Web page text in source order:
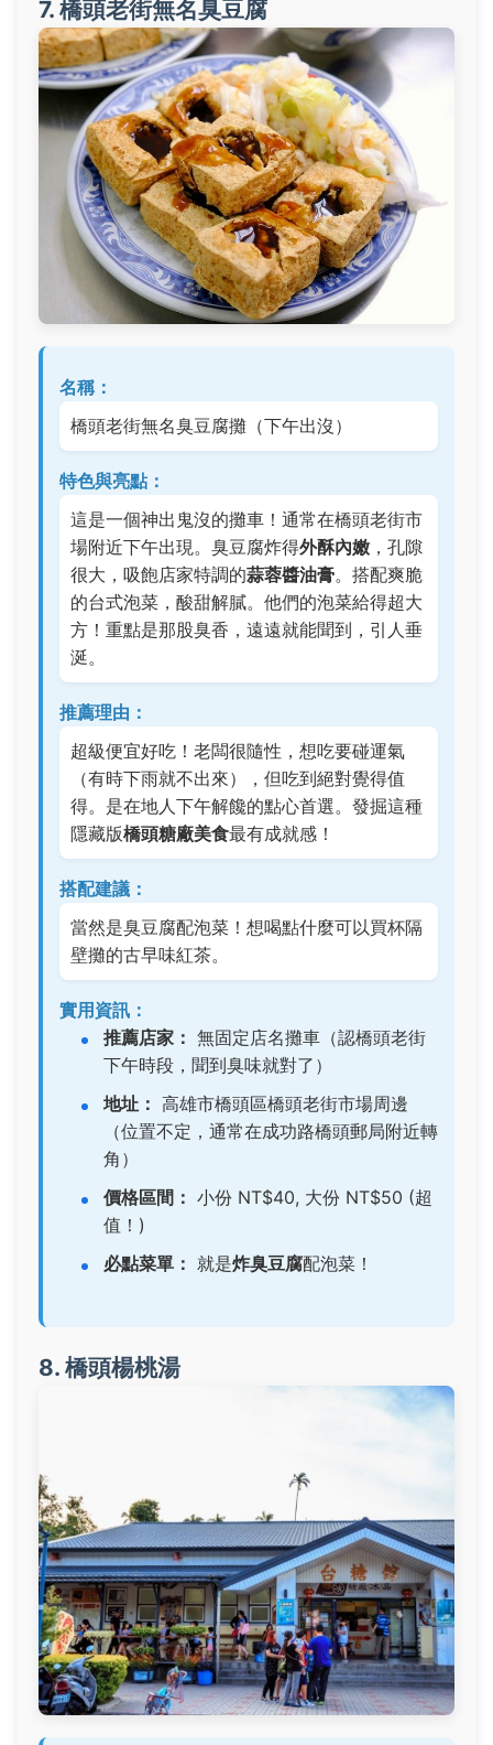
7. 橋頭老街無名臭豆腐
名稱：
橋頭老街無名臭豆腐攤（下午出沒）
特色與亮點：
這是一個神出鬼沒的攤車！通常在橋頭老街市
場附近下午出現。臭豆腐炸得外酥內嫩 ，孔隙
很大，吸飽店家特調的蒜蓉醬油膏。搭配爽脆
的台式泡菜，酸甜解膩。他們的泡菜給得超大
方！重點是那股臭香，遠遠就能聞到，引人垂
涎。
推薦理由：
超級便宜好吃！老闆很隨性，想吃要碰運氣
（有時下雨就不出來），但吃到絕對覺得值
得。是在地人下午解饞的點心首選。發掘這種
隱藏版橋頭糖廠美食最有成就感！
搭配建議：
當然是臭豆腐配泡菜！想喝點什麼可以買杯隔
壁攤的古早味紅茶。
實用資訊：
推薦店家： 無固定店名攤車（認橋頭老街
下午時段，聞到臭味就對了）
地址： 高雄市橋頭區橋頭老街市場周邊
（位置不定，通常在成功路橋頭郵局附近轉
角）
價格區間： 小份 NT$40, 大份 NT$50 (超
值！)
必點菜單： 就是炸臭豆腐配泡菜！
8. 橋頭楊桃湯